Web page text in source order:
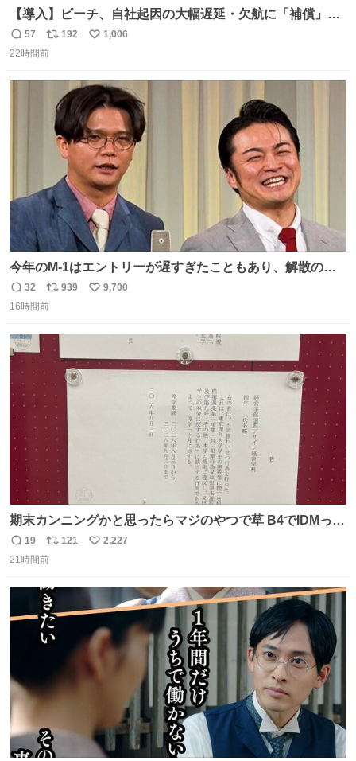
【導入】ピーチ、自社起因の大幅遅延・欠航に「補償」開
始へ news.livedoor.com/article/detail… 同社に起因する理
由によって大幅遅延や欠航が発生した場合、乗客が負担し
は1人あたり上限1万円、国際線は上限2万円まで支払う。
返
信
57
リ
ポ
数
192
い
数
1,006
22時間前
今年のM-1はエントリーが遅すぎたこともあり、解散の可
能性を作り出してからのスタート！！ 遅くなって申し訳な
い🙏 エントリーナンバーは「GO!無策!」でかなり覚えやす
返
信
32
リ
ポ
数
939
い
9,700
16時間前
期末カンニングかと思ったらマジのやつで草 B4でIDMって
ことはおそらく就職だし、内定取り消し？ それと夏休み期
間の停学って無意味じゃね？
返
信
19
リ
ポ
ト
数
121
い
数
2,227
21時間前